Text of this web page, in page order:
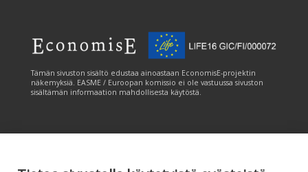
Tämän sivuston sisältö edustaa ainoastaan EconomisE-projektin
näkemyksiä. EASME / Euroopan komissio ei ole vastuussa sivuston
sisältämän informaation mahdollisesta käytöstä.